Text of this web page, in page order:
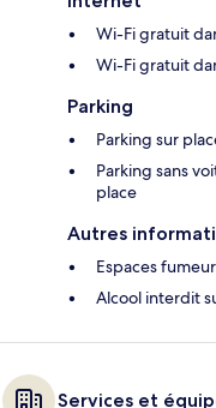
Wi-Fi gratuit
Wi-Fi gratuit
Parking
Parking sur
Parking sans
place
Autres
Espaces
Alcool interdit
Services et